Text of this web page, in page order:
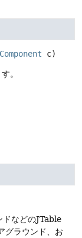
c)
。
ドなどのJTable
グラウンド、お